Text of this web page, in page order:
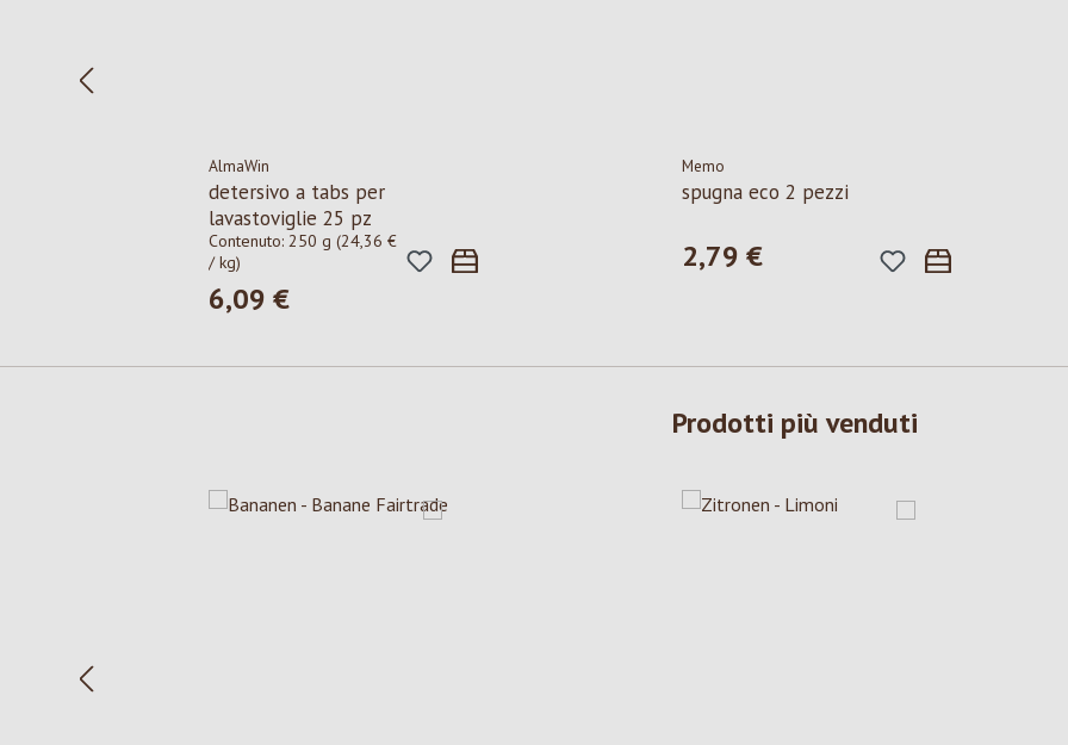
AlmaWin
detersivo a tabs per
lavastoviglie 25 pz
Contenuto:250 g(24,36 €
/ kg)
Prezzo normale:
6,09 €
Memo
spugna eco 2 pezzi
Prezzo normale:
2,79 €
Prodotti più venduti